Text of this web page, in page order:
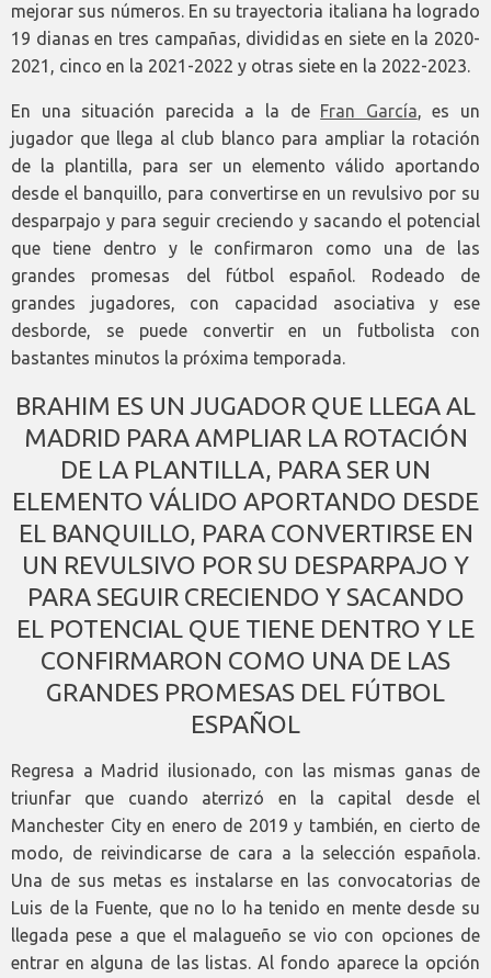
mejorar sus números. En su trayectoria italiana ha logrado
19 dianas en tres campañas, divididas en siete en la 2020-
2021, cinco en la 2021-2022 y otras siete en la 2022-2023.
En una situación parecida a la de Fran García, es un
jugador que llega al club blanco para ampliar la rotación
de la plantilla, para ser un elemento válido aportando
desde el banquillo, para convertirse en un revulsivo por su
desparpajo y para seguir creciendo y sacando el potencial
que tiene dentro y le confirmaron como una de las
grandes promesas del fútbol español. Rodeado de
grandes jugadores, con capacidad asociativa y ese
desborde, se puede convertir en un futbolista con
bastantes minutos la próxima temporada.
BRAHIM ES UN JUGADOR QUE LLEGA AL
MADRID PARA AMPLIAR LA ROTACIÓN
DE LA PLANTILLA, PARA SER UN
ELEMENTO VÁLIDO APORTANDO DESDE
EL BANQUILLO, PARA CONVERTIRSE EN
UN REVULSIVO POR SU DESPARPAJO Y
PARA SEGUIR CRECIENDO Y SACANDO
EL POTENCIAL QUE TIENE DENTRO Y LE
CONFIRMARON COMO UNA DE LAS
GRANDES PROMESAS DEL FÚTBOL
ESPAÑOL
Regresa a Madrid ilusionado, con las mismas ganas de
triunfar que cuando aterrizó en la capital desde el
Manchester City en enero de 2019 y también, en cierto de
modo, de reivindicarse de cara a la selección española.
Una de sus metas es instalarse en las convocatorias de
Luis de la Fuente, que no lo ha tenido en mente desde su
llegada pese a que el malagueño se vio con opciones de
entrar en alguna de las listas. Al fondo aparece la opción